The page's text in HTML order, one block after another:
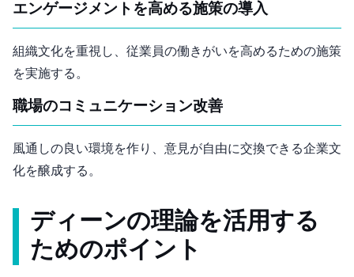
エンゲージメントを高める施策の導入
組織文化を重視し、従業員の働きがいを高めるための施策
を実施する。
職場のコミュニケーション改善
風通しの良い環境を作り、意見が自由に交換できる企業文
化を醸成する。
ディーン(1983)の理論を活用する
ためのポイント